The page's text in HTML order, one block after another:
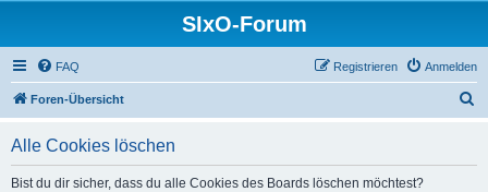
SIxO-Forum
FAQ Anmelden
Registrieren
Foren-Übersicht
Alle Cookies löschen
Bist du dir sicher, dass du alle Cookies des Boards löschen möchtest?